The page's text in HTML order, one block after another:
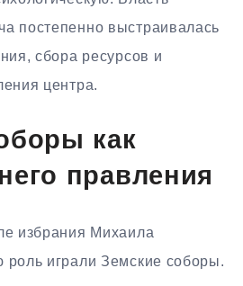
постепенно выстраивалась
сбора ресурсов и
центра.
как
правления
избрания Михаила
роль играли Земские соборы.